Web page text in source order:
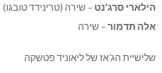
הילארי סרג’נט – שירה (טרינידד טובגו)
אלה תדמור – שירה
שלישיית הג’אז של ליאוניד פטשקה